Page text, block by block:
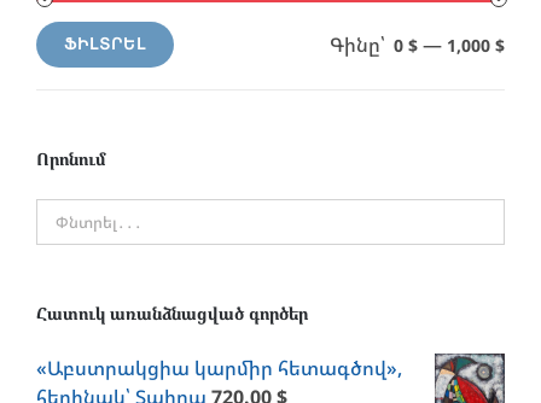
Min
MaxՖԻԼՏՐԵԼ Գինը՝ 0 $ — 1,000 $
Որոնում
Հատուկ առանձնացված գործեր
«Աբստրակցիա կարմիր հետագծով»,
հեղինակ՝ Տաիրա 720.00$